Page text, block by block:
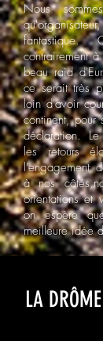
Nous
contrairement
beau raid
ce serait très
loin d'avoir
continent, pour
déclaration.
les retours
l'engagement
à nos
orientations et
on espère
meilleure idée
LA